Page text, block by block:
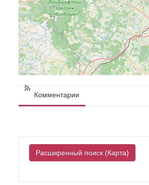
Комментарии
Расширенный поиск (Карта)